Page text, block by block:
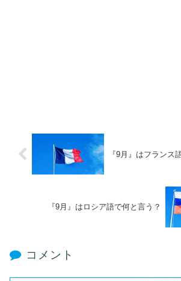
『9月』はフランス
『9月』はロシア語で何と言う？
コメント